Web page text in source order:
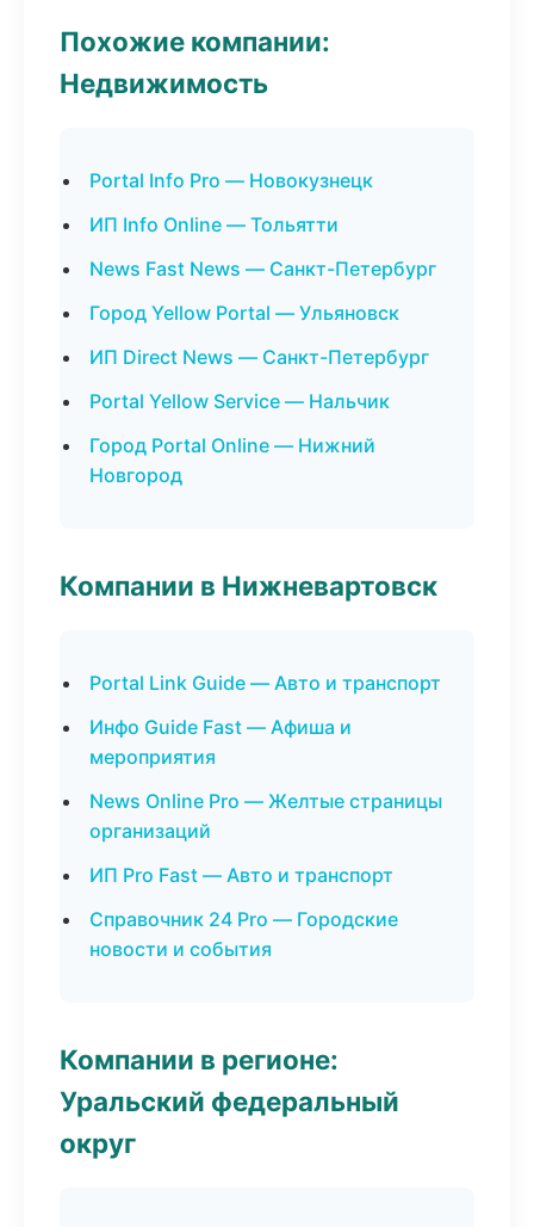
Похожие компании:
Недвижимость
Portal Info Pro — Новокузнецк
ИП Info Online — Тольятти
News Fast News — Санкт-Петербург
Город Yellow Portal — Ульяновск
ИП Direct News — Санкт-Петербург
Portal Yellow Service — Нальчик
Город Portal Online — Нижний
Новгород
Компании в Нижневартовск
Portal Link Guide — Авто и транспорт
Инфо Guide Fast — Афиша и
мероприятия
News Online Pro — Желтые страницы
организаций
ИП Pro Fast — Авто и транспорт
Справочник 24 Pro — Городские
новости и события
Компании в регионе:
Уральский федеральный
округ